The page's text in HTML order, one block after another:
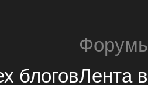
блоговЛента